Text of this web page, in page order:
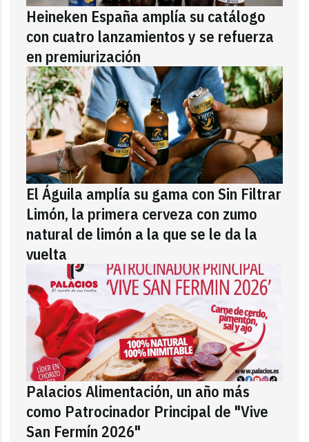
Heineken España amplía su catálogo
con cuatro lanzamientos y se refuerza
en premiurización
El Águila amplía su gama con Sin Filtrar
Limón, la primera cerveza con zumo
natural de limón a la que se le da la
vuelta
Palacios Alimentación, un año más
como Patrocinador Principal de "Vive
San Fermín 2026"